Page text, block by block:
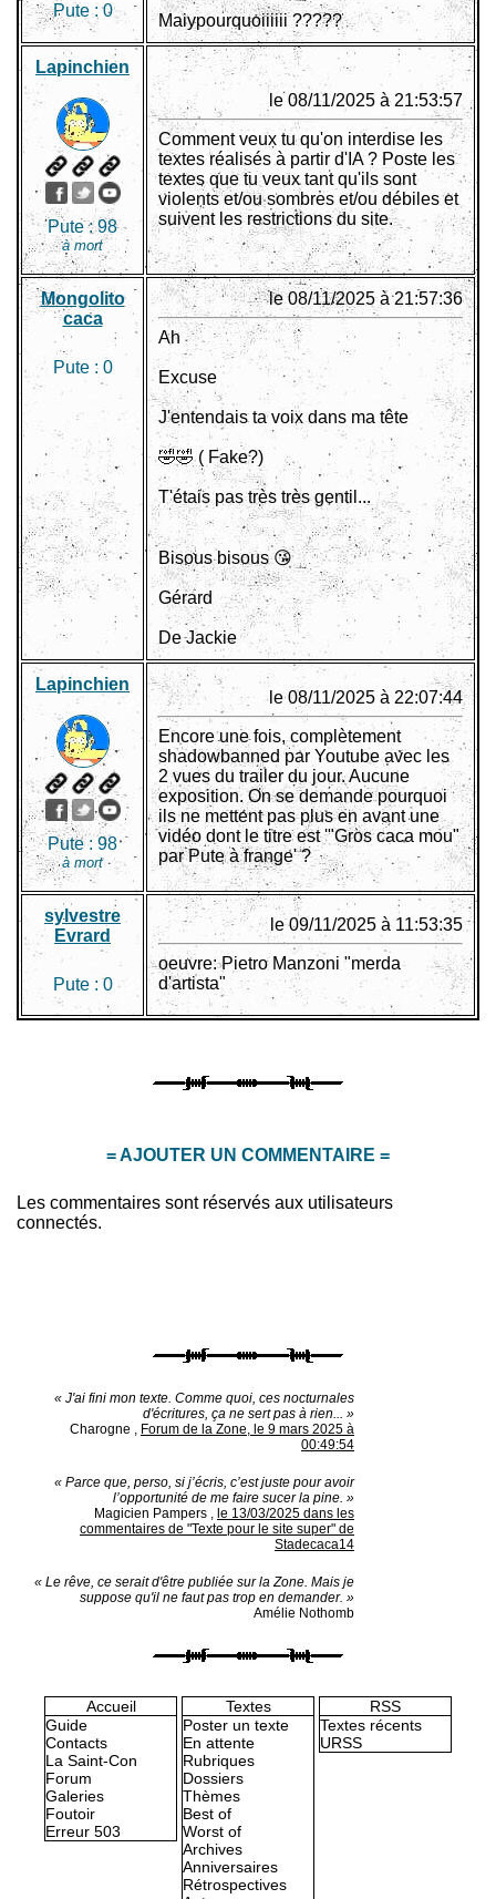
Pute :0
Maiypourquoiiiiii ?????
Lapinchien
Pute :98
à mort
le 08/11/2025 à 21:53:57
Comment veux tu qu'on interdise les
textes réalisés à partir d'IA ? Poste les
textes que tu veux tant qu'ils sont
violents et/ou sombres et/ou débiles et
suivent les restrictions du site.
Mongolito
caca
Pute : 0
le 08/11/2025 à 21:57:36
Ah
Excuse
J'entendais ta voix dans ma tête
🤣🤣 ( Fake?)
T'étais pas très très gentil...
Bisous bisous 😘
Gérard
De Jackie
Lapinchien
Pute : 98
à mort
le 08/11/2025 à 22:07:44
Encore une fois, complètement
shadowbanned par Youtube avec les
2 vues du trailer du jour. Aucune
exposition. On se demande pourquoi
ils ne mettent pas plus en avant une
vidéo dont le titre est '"Gros caca mou"
par Pute à frange' ?
sylvestre
Evrard
Pute :0
le 09/11/2025 à 11:53:35
oeuvre: Pietro Manzoni "merda
d'artista"
= AJOUTER UN COMMENTAIRE =
Les commentaires sont réservés aux utilisateurs
connectés.
« J'ai fini mon texte. Comme quoi, ces nocturnales
d'écritures, ça ne sert pas à rien... »
Charogne , Forum de la Zone, le 9 mars 2025 à
00:49:54
« Parce que, perso, si j’écris, c’est juste pour avoir
l’opportunité de me faire sucer la pine. »
Magicien Pampers , le 13/03/2025 dans les
commentaires de "Texte pour le site super" de
Stadecaca14
« Le rêve, ce serait d'être publiée sur la Zone. Mais je
suppose qu'il ne faut pas trop en demander. »
Amélie Nothomb
Accueil
Guide
Contacts
La Saint-Con
Forum
Galeries
Foutoir
Erreur 503
Textes
Poster un texte
En attente
Rubriques
Dossiers
Thèmes
Best of
Worst of
Archives
Anniversaires
Rétrospectives
RSS
Textes récents
URSS